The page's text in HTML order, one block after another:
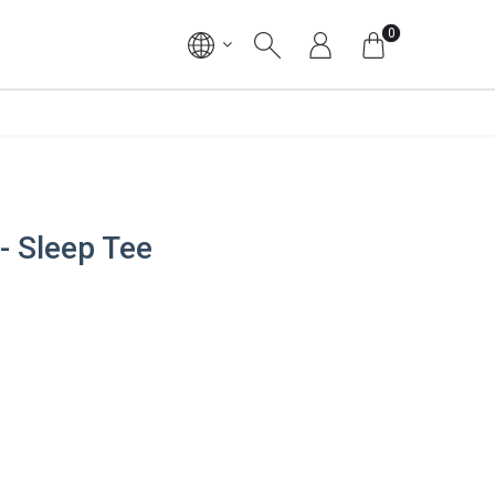
0
Sleep Tee